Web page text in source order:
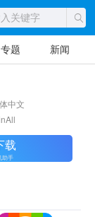
专题 新闻
中文
载
助手